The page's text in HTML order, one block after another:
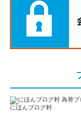
にほんブログ村